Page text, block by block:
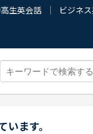
生英会話 ビジネ
ます。